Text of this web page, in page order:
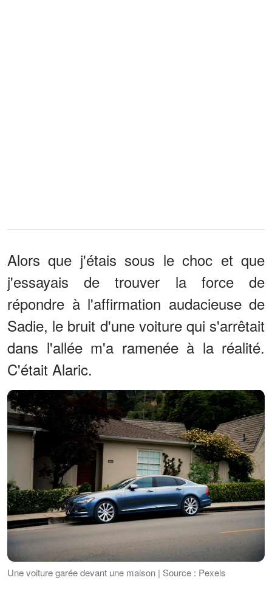
Alors que j'étais sous le choc et que
j'essayais de trouver la force de
répondre à l'affirmation audacieuse de
Sadie, le bruit d'une voiture qui s'arrêtait
dans l'allée m'a ramenée à la réalité.
C'était Alaric.
Une voiture garée devant une maison | Source : Pexels